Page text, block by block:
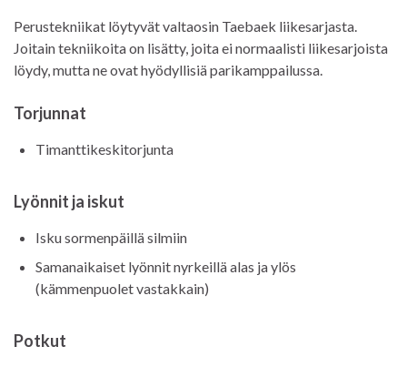
Perustekniikat löytyvät valtaosin Taebaek liikesarjasta.
Joitain tekniikoita on lisätty, joita ei normaalisti liikesarjoista
löydy, mutta ne ovat hyödyllisiä parikamppailussa.
Torjunnat
Timanttikeskitorjunta
Lyönnit ja iskut
Isku sormenpäillä silmiin
Samanaikaiset lyönnit nyrkeillä alas ja ylös
(kämmenpuolet vastakkain)
Potkut